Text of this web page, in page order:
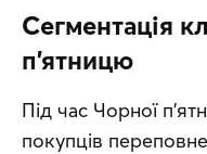
Сегментація
п’ятницю
Під час Чорної
покупців